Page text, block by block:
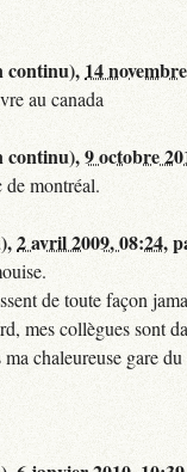
continu), 14
au canada
continu),9 octobre
de montréal.
2 avril 2009, 08:24,
de toute façon
mes collègues sont
chaleureuse gare